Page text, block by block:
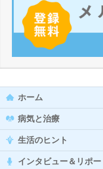
ホーム
病気と治療
生活のヒント
インタビュー＆リポー